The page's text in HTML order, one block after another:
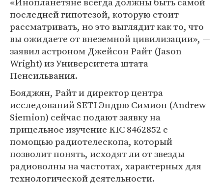
последней гипотезой, которую стоит
рассматривать, но это выглядит как то, что
вы ожидаете от внеземной цивилизации», —
заявил астроном Джейсон Райт (Jason
Wright) из Университета штата
Пенсильвания.
Бояджян, Райт и директор центра
исследований SETI Эндрю Симион (Andrew
Siemion) сейчас подают заявку на
прицельное изучение KIC 8462852 с
помощью радиотелескопа, который
позволит понять, исходят ли от звезды
радиоволны на частотах, характерных для
технологической деятельности.